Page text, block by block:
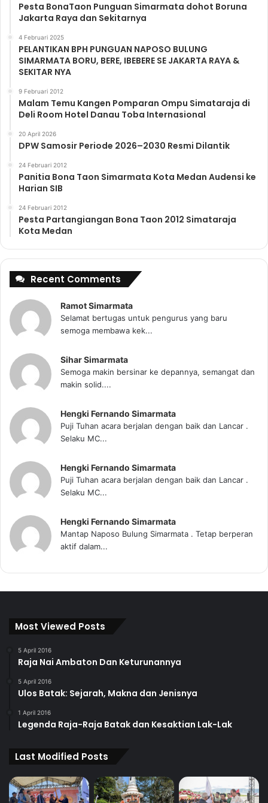
Pesta BonaTaon Punguan Simarmata dohot Boruna
Jakarta Raya dan Sekitarnya
4 Februari 2025
PELANTIKAN BPH PUNGUAN NAPOSO BULUNG
SIMARMATA BORU, BERE, IBEBERE SE JAKARTA RAYA &
SEKITAR NYA
9 Februari 2012
Malam Temu Kangen Pomparan Ompu Simataraja di
Deli Room Hotel Danau Toba Internasional
20 April 2026
DPW Samosir Periode 2026–2030 Resmi Dilantik
24 Februari 2012
Panitia Bona Taon Simarmata Kota Medan Audensi ke
Harian SIB
24 Februari 2012
Pesta Partangiangan Bona Taon 2012 Simataraja
Kota Medan
Recent Comments
Ramot Simarmata
Selamat bertugas untuk pengurus yang baru
semoga membawa kek...
Sihar Simarmata
Semoga makin bersinar ke depannya, semangat dan
makin solid....
Hengki Fernando Simarmata
Puji Tuhan acara berjalan dengan baik dan Lancar .
Selaku MC...
Hengki Fernando Simarmata
Puji Tuhan acara berjalan dengan baik dan Lancar .
Selaku MC...
Hengki Fernando Simarmata
Mantap Naposo Bulung Simarmata . Tetap berperan
aktif dalam...
Most Viewed Posts
5 April 2016
Raja Nai Ambaton Dan Keturunannya
5 April 2016
Ulos Batak: Sejarah, Makna dan Jenisnya
1 April 2016
Legenda Raja-Raja Batak dan Kesaktian Lak-Lak
Last Modified Posts